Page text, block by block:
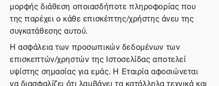
μορφής διάθεση οποιασδήποτε πληροφορίας που
της παρέχει ο κάθε επισκέπτης/χρήστης άνευ της
συγκατάθεσης αυτού.
Η ασφάλεια των προσωπικών δεδομένων των
επισκεπτών/χρηστών της Ιστοσελίδας αποτελεί
υψίστης σημασίας για εμάς. Η Εταιρία αφοσιώνεται
να διασφαλίζει ότι λαμβάνει τα κατάλληλα τεχνικά και